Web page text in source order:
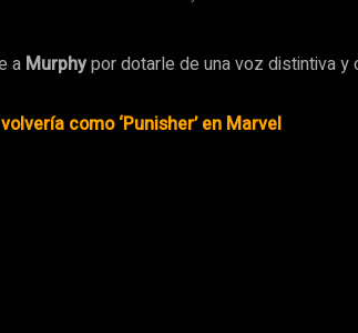
a Murphypor dotarle de una voz distintiva y
como ‘Punisher’ en Marvel